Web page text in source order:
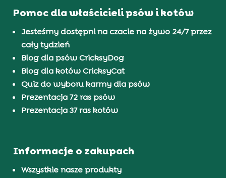
Pomoc dla właścicieli psów i kotów
Jesteśmy dostępni na czacie na żywo 24/7 przez
cały tydzień
Blog dla psów CricksyDog
Blog dla kotów CricksyCat
Quiz do wyboru karmy dla psów
Prezentacja 72 ras psów
Prezentacja 37 ras kotów
Informacje o zakupach
Wszystkie nasze produkty